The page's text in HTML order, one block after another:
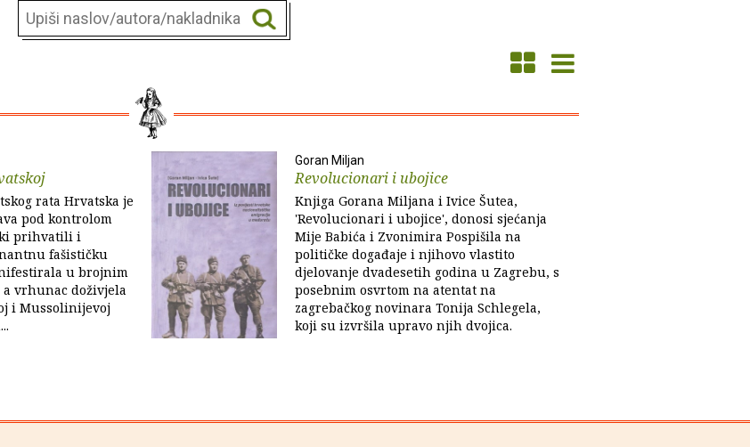
rata Hrvatska je
pod kontrolom
prihvatili i
fašističku
u brojnim
vrhunac doživjela
i Mussolinijevoj
Goran Miljan
Revolucionari i ubojice
Knjiga Gorana Miljana i Ivice Šutea,
'Revolucionari i ubojice', donosi sjećanja
Mije Babića i Zvonimira Pospišila na
političke događaje i njihovo vlastito
djelovanje dvadesetih godina u Zagrebu, s
posebnim osvrtom na atentat na
zagrebačkog novinara Tonija Schlegela,
koji su izvršila upravo njih dvojica.